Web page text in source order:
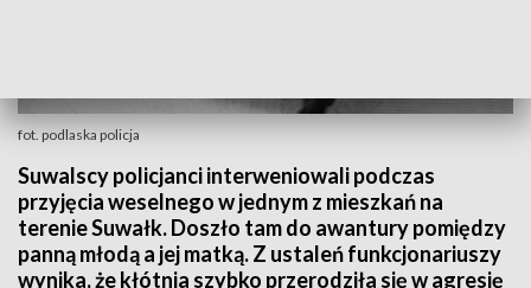
fot. podlaska policja
Suwalscy policjanci interweniowali podczas
przyjęcia weselnego w jednym z mieszkań na
terenie Suwałk. Doszło tam do awantury pomiędzy
panną młodą a jej matką. Z ustaleń funkcjonariuszy
wynika, że kłótnia szybko przerodziła się w agresję